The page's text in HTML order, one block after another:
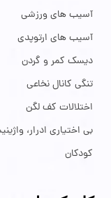
آسیب های ورزشی
آسیب های ارتوپدی
دیسک کمر و گردن
تنگی کانال نخاعی
اختلالات کف لگن
بی اختیاری ادرار،
کودکان